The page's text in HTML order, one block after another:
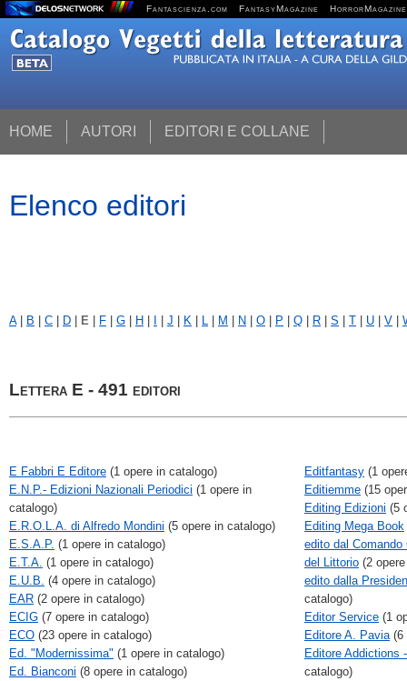
Fantascienza.com FantasyMagazine HorrorMagazine
HOME AUTORI EDITORI E COLLANE
Elenco editori
A| B C D E F G H J K L M N O P Q R S T U V
Lettera E - 491 editori
E Fabbri E Editore (1 opere in catalogo)
E.N.P.- Edizioni Nazionali Periodici (1 opere in
catalogo)
E.R.O.L.A. di Alfredo Mondini (5 opere in catalogo)
E.S.A.P. (1 opere in catalogo)
E.T.A. (1 opere in catalogo)
E.U.B. (4 opere in catalogo)
EAR (2 opere in catalogo)
ECIG (7 opere in catalogo)
ECO (23 opere in catalogo)
Ed. "Modernissima" (1 opere in catalogo)
Ed. Bianconi (8 opere in catalogo)
Editfantasy (1
Editiemme (15
Editing Edizioni (5
Editing Mega Book
edito dal
del Littorio (2
edito dalla
catalogo)
Editor Service (1
Editore A. Pavia (6
Editore Addictions
catalogo)